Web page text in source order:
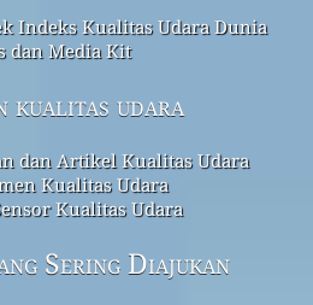
Indeks Kualitas Udara Dunia
dan Media Kit
kualitas udara
dan Artikel Kualitas Udara
Kualitas Udara
Kualitas Udara
Sering Diajukan